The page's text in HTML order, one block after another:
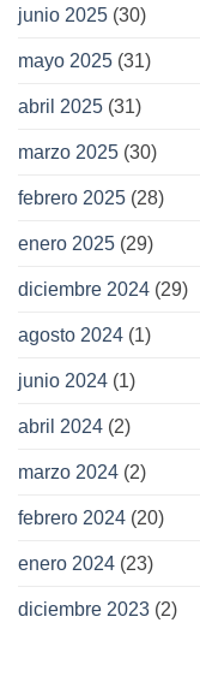
junio 2025 (30)
mayo 2025 (31)
abril 2025 (31)
marzo 2025 (30)
febrero 2025 (28)
enero 2025 (29)
diciembre 2024 (29)
agosto 2024 (1)
junio 2024 (1)
abril 2024 (2)
marzo 2024 (2)
febrero 2024 (20)
enero 2024 (23)
diciembre 2023 (2)